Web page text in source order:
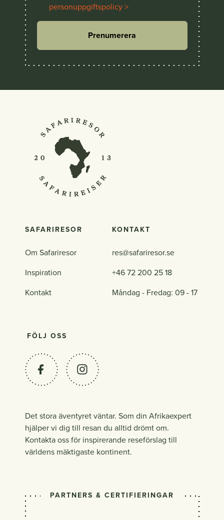
personuppgiftspolicy >
Prenumerera
SAFARIRESOR
Om Safariresor
Inspiration
Kontakt
KONTAKT
res@safariresor.se
+46 72 200 25 18
Måndag - Fredag: 09 - 17
FÖLJ OSS
Det stora äventyret väntar. Som din Afrikaexpert
hjälper vi dig till resan du alltid drömt om.
Kontakta oss för inspirerande reseförslag till
världens mäktigaste kontinent.
PARTNERS & CERTIFIERINGAR